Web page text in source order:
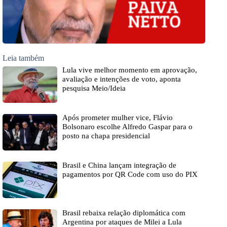
Leia também
Lula vive melhor momento em aprovação,
avaliação e intenções de voto, aponta
pesquisa Meio/Ideia
Após prometer mulher vice, Flávio
Bolsonaro escolhe Alfredo Gaspar para o
posto na chapa presidencial
Brasil e China lançam integração de
pagamentos por QR Code com uso do PIX
Brasil rebaixa relação diplomática com
Argentina por ataques de Milei a Lula